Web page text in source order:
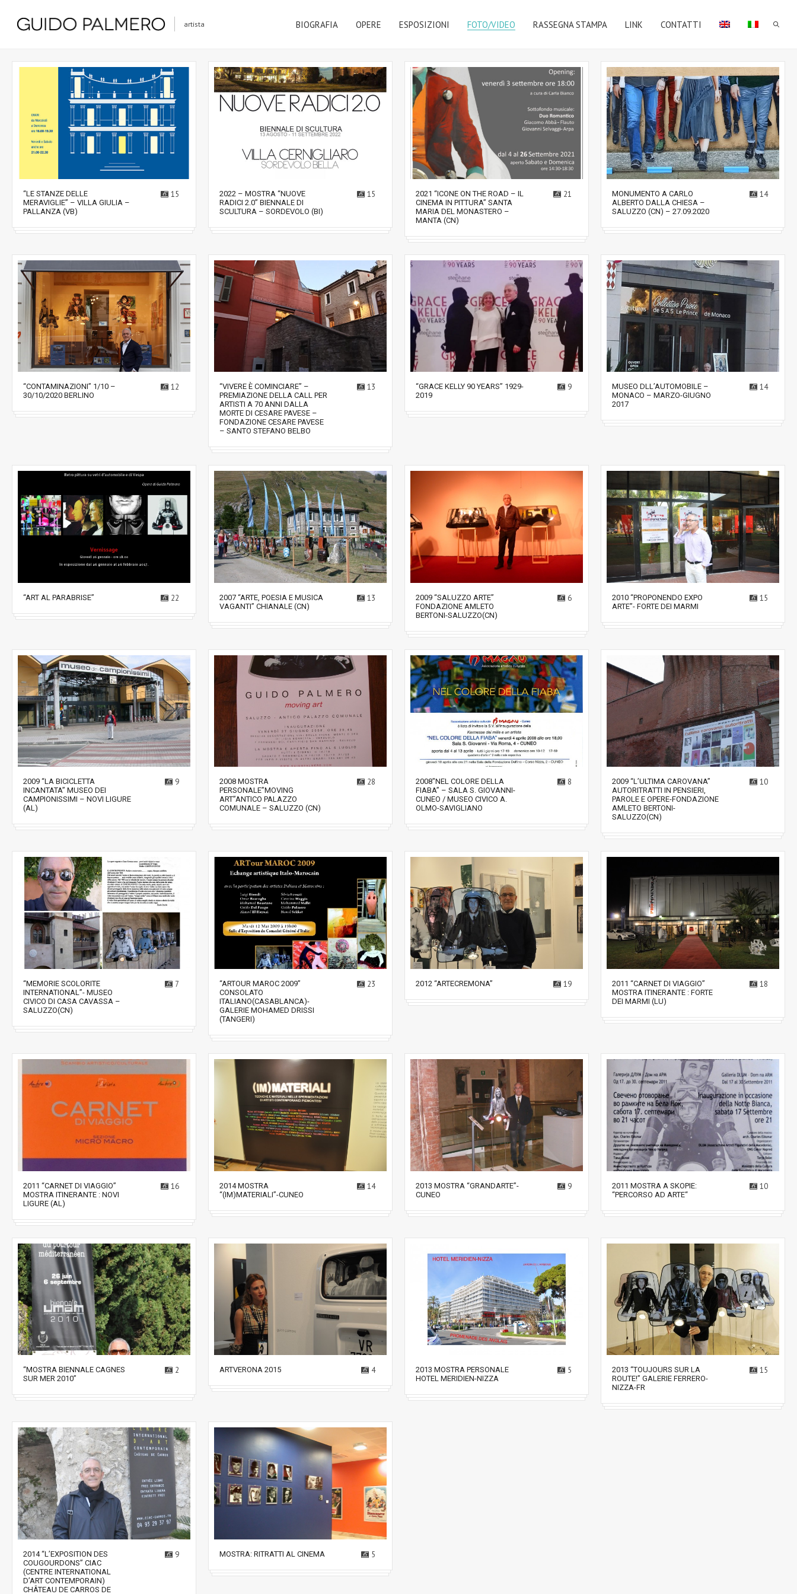
artista BIOGRAFIA OPERE ESPOSIZIONI FOTO/VIDEO RASSEGNA STAMPA LINK CONTATTI
“LE STANZE DELLE
MERAVIGLIE” – VILLA GIULIA –
PALLANZA (VB)
15
2022 – MOSTRA “NUOVE
RADICI 2.0” BIENNALE DI
SCULTURA – SORDEVOLO (BI)
15
2021 “ICONE ON THE ROAD – IL
CINEMA IN PITTURA” SANTA
MARIA DEL MONASTERO –
MANTA (CN)
21
MONUMENTO A CARLO
ALBERTO DALLA CHIESA –
SALUZZO (CN) – 27.09.2020
14
“CONTAMINAZIONI” 1/10 –
30/10/2020 BERLINO
12
“VIVERE È COMINCIARE” –
PREMIAZIONE DELLA CALL PER
ARTISTI A 70 ANNI DALLA
MORTE DI CESARE PAVESE –
FONDAZIONE CESARE PAVESE
– SANTO STEFANO BELBO
13
“GRACE KELLY 90 YEARS” 1929-
2019
9
MUSEO DLL’AUTOMOBILE –
MONACO – MARZO-GIUGNO
2017
14
“ART AL PARABRISE” 22
2007 “ARTE, POESIA E MUSICA
VAGANTI” CHIANALE (CN)
13
2009 “SALUZZO ARTE”
FONDAZIONE AMLETO
BERTONI-SALUZZO(CN)
6
2010 “PROPONENDO EXPO
ARTE”- FORTE DEI MARMI
15
2009 “LA BICICLETTA
INCANTATA” MUSEO DEI
CAMPIONISSIMI – NOVI LIGURE
(AL)
9
2008 MOSTRA
PERSONALE”MOVING
ART”ANTICO PALAZZO
COMUNALE – SALUZZO (CN)
28
2008″NEL COLORE DELLA
FIABA” – SALA S. GIOVANNI-
CUNEO / MUSEO CIVICO A.
OLMO-SAVIGLIANO
8
2009 “L’ULTIMA CAROVANA”
AUTORITRATTI IN PENSIERI,
PAROLE E OPERE-FONDAZIONE
AMLETO BERTONI-
SALUZZO(CN)
10
“MEMORIE SCOLORITE
INTERNATIONAL”- MUSEO
CIVICO DI CASA CAVASSA –
SALUZZO(CN)
7
“ARTOUR MAROC 2009”
CONSOLATO
ITALIANO(CASABLANCA)-
GALERIE MOHAMED DRISSI
(TANGERI)
23 2012 “ARTECREMONA” 19
2011 “CARNET DI VIAGGIO”
MOSTRA ITINERANTE : FORTE
DEI MARMI (LU)
18
2011 “CARNET DI VIAGGIO”
MOSTRA ITINERANTE : NOVI
LIGURE (AL)
16
2014 MOSTRA
“(IM)MATERIALI”-CUNEO
14
2013 MOSTRA “GRANDARTE”-
CUNEO
9
2011 MOSTRA A SKOPIE:
“PERCORSO AD ARTE“
10
“MOSTRA BIENNALE CAGNES
SUR MER 2010”
2 ARTVERONA 2015 4
2013 MOSTRA PERSONALE
HOTEL MERIDIEN-NIZZA
5
2013 “TOUJOURS SUR LA
ROUTE!” GALERIE FERRERO-
NIZZA-FR
15
2014 “L’EXPOSITION DES
COUGOURDONS” CIAC
(CENTRE INTERNATIONAL
D’ART CONTEMPORAIN)
CHÂTEAU DE CARROS DE
9 MOSTRA: RITRATTI AL CINEMA 5